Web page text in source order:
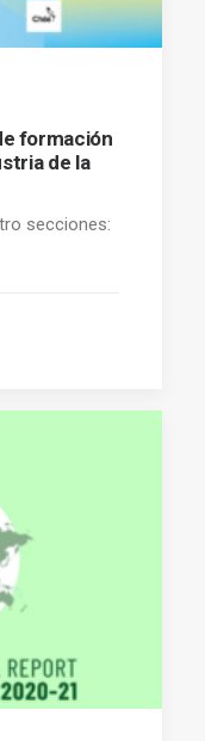
formación
de la
secciones: